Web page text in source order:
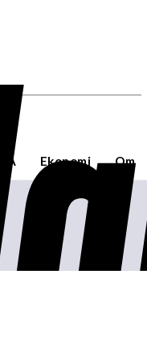
Ekonomi Om